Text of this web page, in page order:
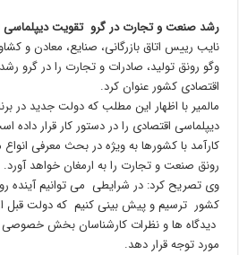
رشد صنعت و تجارت در گرو تقویت
نایب رییس اتاق بازرگانی، صنایع، معادن و
وگو رونق تولید، صادرات و تجارت را در گرو
اقتصادی کشور عنوان کرد.
مالمیر با اظهار این مطلب که دولت جدید در
دیپلماسی اقتصادی را در دستور کار قرار
کارآمد با کشورها به ویژه در بحث معرفی
رونق صنعت و تجارت را به ارمغان خواهد آورد.
وی تصریح کرد: در شرایطی می توانیم آینده
کشور ترسیم و پیش بینی کنیم که دولت قبل
دیدگاه ها و نظرات کارشناسان بخش خصوصی
مورد توجه قرار دهد.